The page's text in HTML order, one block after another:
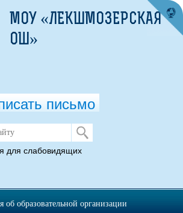
ТЕАТР
МОУ «ЛЕКШМОЗЕРСКАЯ
ОШ»
письмо
для слабовидящих
об образовательной организации